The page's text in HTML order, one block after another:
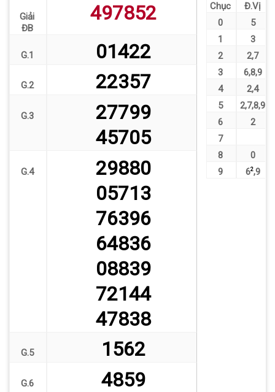
Giải
ĐB
497852
G.1 01422
G.2 22357
G.3
27799
45705
G.4
29880
05713
76396
64836
08839
72144
47838
G.5 1562
G.6
4859
Chục
Đ.Vị
0
5
1
3
2
2,7
3
6,8,9
4
2,4
5
2,7,8,9
6
2
7
8
0
9
62,9